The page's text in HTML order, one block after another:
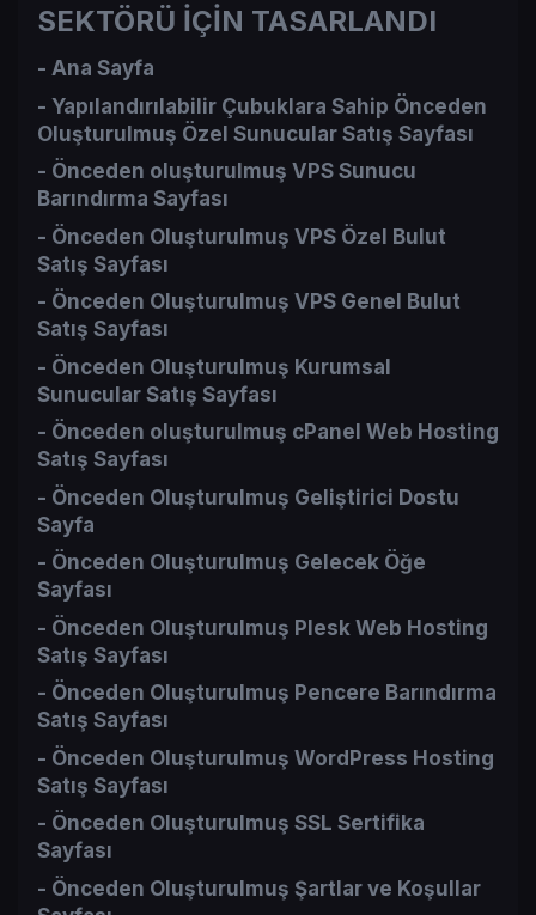
SEKTÖRÜ İÇİN TASARLANDI
- Ana Sayfa​
- Yapılandırılabilir Çubuklara Sahip Önceden
Oluşturulmuş Özel Sunucular Satış Sayfası​
- Önceden oluşturulmuş VPS Sunucu
Barındırma Sayfası​
- Önceden Oluşturulmuş VPS Özel Bulut
Satış Sayfası​
- Önceden Oluşturulmuş VPS Genel Bulut
Satış Sayfası​
- Önceden Oluşturulmuş Kurumsal
Sunucular Satış Sayfası​
- Önceden oluşturulmuş cPanel Web Hosting
Satış Sayfası​
- Önceden Oluşturulmuş Geliştirici Dostu
Sayfa​
- Önceden Oluşturulmuş Gelecek Öğe
Sayfası​
- Önceden Oluşturulmuş Plesk Web Hosting
Satış Sayfası​
- Önceden Oluşturulmuş Pencere Barındırma
Satış Sayfası​
- Önceden Oluşturulmuş WordPress Hosting
Satış Sayfası​
- Önceden Oluşturulmuş SSL Sertifika
Sayfası​
- Önceden Oluşturulmuş Şartlar ve Koşullar